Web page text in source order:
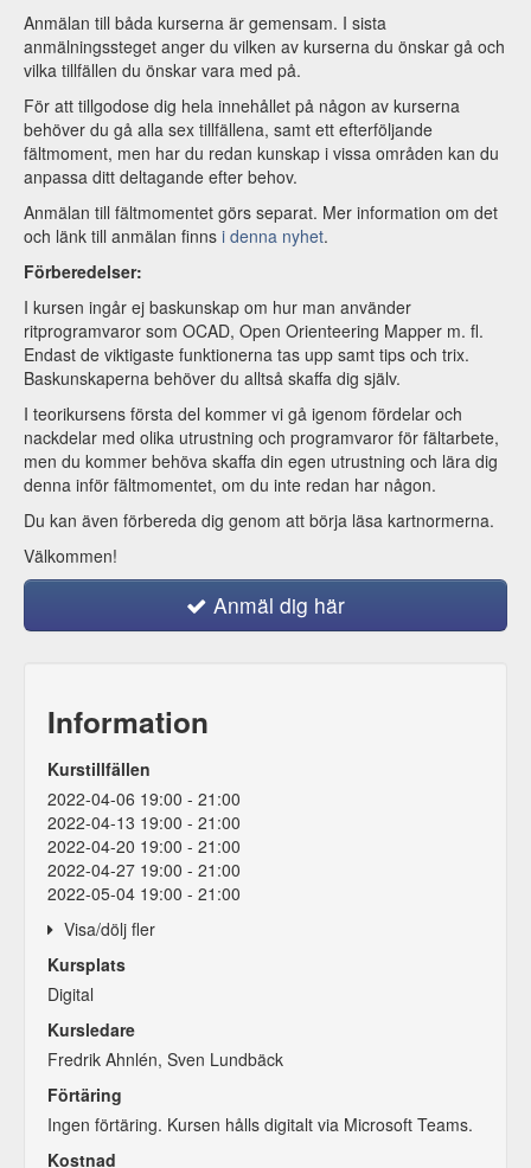
Anmälan till båda kurserna är gemensam. I sista
anmälningssteget anger du vilken av kurserna du önskar gå och
vilka tillfällen du önskar vara med på.
För att tillgodose dig hela innehållet på någon av kurserna
behöver du gå alla sex tillfällena, samt ett efterföljande
fältmoment, men har du redan kunskap i vissa områden kan du
anpassa ditt deltagande efter behov.
Anmälan till fältmomentet görs separat. Mer information om det
och länk till anmälan finns i denna nyhet.
Förberedelser:
I kursen ingår ej baskunskap om hur man använder
ritprogramvaror som OCAD, Open Orienteering Mapper m. fl.
Endast de viktigaste funktionerna tas upp samt tips och trix.
Baskunskaperna behöver du alltså skaffa dig själv.
I teorikursens första del kommer vi gå igenom fördelar och
nackdelar med olika utrustning och programvaror för fältarbete,
men du kommer behöva skaffa din egen utrustning och lära dig
denna inför fältmomentet, om du inte redan har någon.
Du kan även förbereda dig genom att börja läsa kartnormerna.
Välkommen!
Anmäl dig här
Information
Kurstillfällen
2022-04-06 19:00 - 21:00
2022-04-13 19:00 - 21:00
2022-04-20 19:00 - 21:00
2022-04-27 19:00 - 21:00
2022-05-04 19:00 - 21:00
Visa/dölj fler
2022-05-11 19:00 - 21:00
Kursplats
Digital
Kursledare
Fredrik Ahnlén, Sven Lundbäck
Förtäring
Ingen förtäring. Kursen hålls digitalt via Microsoft Teams.
Kostnad